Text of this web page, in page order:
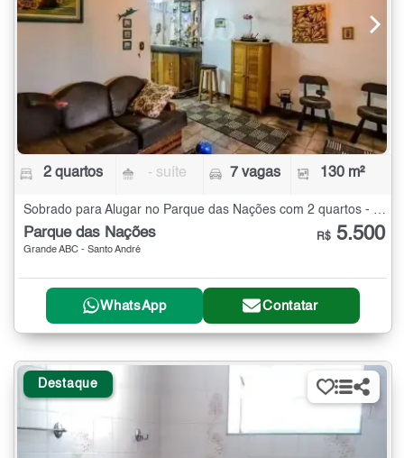
2 quartos - suíte 7 vagas 130 m²
Sobrado para Alugar no Parque das Nações com 2 quartos - 130 m²
Parque das Nações
Grande ABC - Santo André
R$ 5.500
WhatsApp Contatar
Destaque